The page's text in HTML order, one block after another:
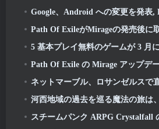
Google、Android への変更を発表, Fortnite の
Path Of ExileがMirageの発売後に取り組ん
5 基本プレイ無料のゲームが 3 月
Path Of Exile の Mirage アップデ
ネットマーブル、ロサンゼルスで直接祝賀会を開催.
河西地域の過去を巡る魔法の旅は、今日の風が
スチームパンク ARPG Crystalfall の